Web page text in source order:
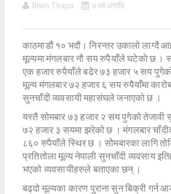
Bhim Thapa ७ वर्ष अगाडि
काठमाडौं १० भदौ। निरन्तर उकालो लाग्दै
मूल्यमा मंगलबार नौ सय रुपैयाँले घटेकाे छ ।
एक हजार रुपैयाँले बढेर ७३ हजार ५ सय
मूल्य मंगलबार ७२ हजार ६ सय रुपैयाँमा
सुनचाँदी व्यवसायी महासंघले जनाएको छ ।
यस्तै सोमबार ७३ हजार २ सय पुगेको तेजावी
७२ हजार ३ सयमा झरेको छ । मंगलबार
८६० रुपैयाँले स्थिर छ । सोेमबारका लागि
प्रतितोला मूल्य नेपाली सुनचाँदी व्यवसाय
भएको व्यवसायीहरुले बताएका छन् ।
बढ्दो मूल्यका कारण पुराना सुन बिक्री गर्न